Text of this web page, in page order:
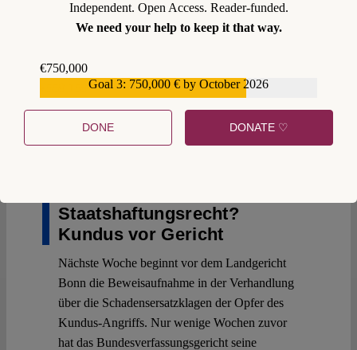
24 October 2013
Staatshaftungsrecht?
Kundus vor Gericht
Nächste Woche beginnt vor dem Landgericht
Bonn die Beweisaufnahme in der Verhandlung
über die Schadensersatzklagen der Opfer des
Kundus-Angriffs. Nur wenige Wochen zuvor
hat das Bundesverfassungsgericht seine
Independent. Open Access. Reader-funded.
We need your help to keep it that way.
€750,000
Goal 3: 750,000 € by October 2026
DONE DONATE ♡